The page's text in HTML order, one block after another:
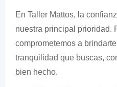
En Taller Mattos, la
nuestra principal prioridad.
comprometemos a
tranquilidad que buscas,
bien hecho.